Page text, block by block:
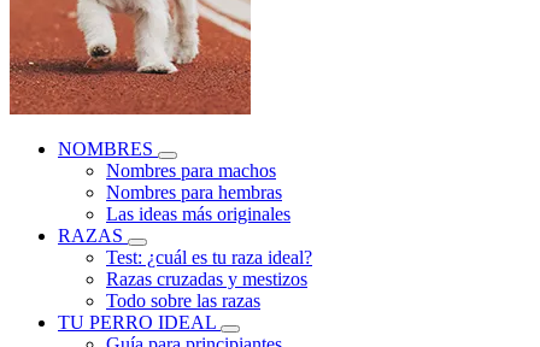
NOMBRES
Nombres para machos
Nombres para hembras
Las ideas más originales
RAZAS
Test: ¿cuál es tu raza ideal?
Razas cruzadas y mestizos
Todo sobre las razas
TU PERRO IDEAL